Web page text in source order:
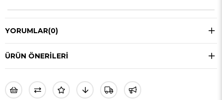
YORUMLAR(0)
ÜRÜN ÖNERILERI